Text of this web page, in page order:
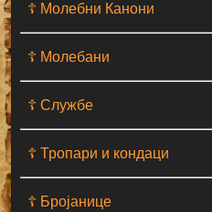
☦ Молебни Канони
☦ Молебани
☦ Службе
☦ Тропари и кондаци
☦ Бројанице